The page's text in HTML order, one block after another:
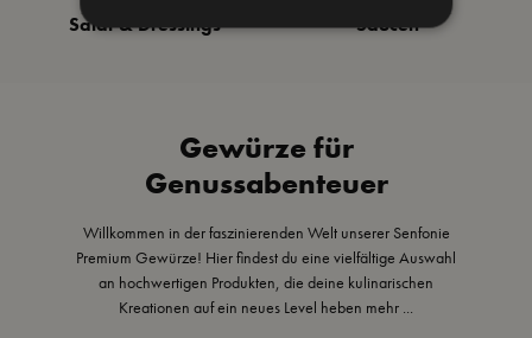
Salat & Dressings Saucen
Gewürze für
Genussabenteuer
Willkommen in der faszinierenden Welt unserer Senfonie
Premium Gewürze! Hier findest du eine vielfältige Auswahl
an hochwertigen Produkten, die deine kulinarischen
Kreationen auf ein neues Level heben mehr ...